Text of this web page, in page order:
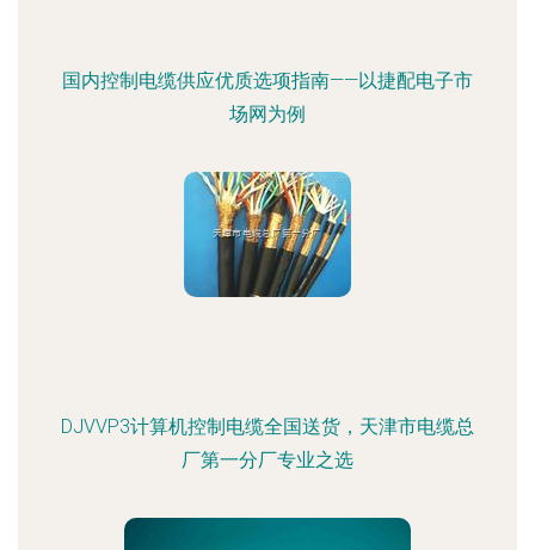
国内控制电缆供应优质选项指南——以捷配电子市
场网为例
DJVVP3计算机控制电缆全国送货，天津市电缆总
厂第一分厂专业之选